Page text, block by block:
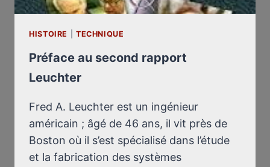
HISTOIRE TECHNIQUE
Préface au second rapport
Leuchter
Fred A. Leuchter est un ingénieur
américain ; âgé de 46 ans, il vit près de
Boston où il s’est spécialisé dans l’étude
et la fabrication des systèmes